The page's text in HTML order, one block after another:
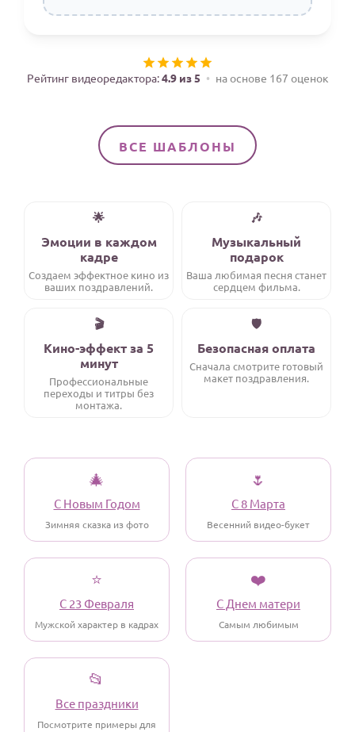
Свадьба
Календарь праздников
Детям
Все родственники
Пожелания
По именам
По годам
Рейтинг видеоредактора:4.9 из 5 на основе 167 оценок
ВСЕ ШАБЛОНЫ
🌟
Эмоции в каждом
кадре
Создаем эффектное кино из
ваших поздравлений.
🎶
Музыкальный
подарок
Ваша любимая песня станет
сердцем фильма.
🎬
Кино-эффект за 5
минут
Профессиональные
переходы и титры без
монтажа.
🛡️
Безопасная оплата
Сначала смотрите готовый
макет поздравления.
🎄
С Новым Годом
Зимняя сказка из фото
🌷
С 8 Марта
Весенний видео-букет
⭐
С 23 Февраля
Мужской характер в кадрах
❤️
С Днем матери
Самым любимым
📂
Все праздники
Посмотрите примеры для